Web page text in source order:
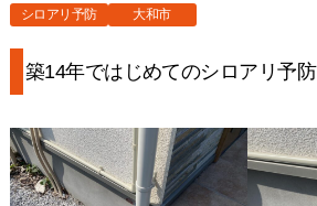
シロアリ予防 大和市
築14年ではじめてのシロアリ予防